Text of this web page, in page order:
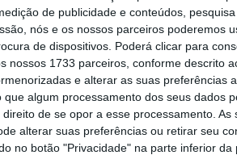
de publicidade e conteúdos,
nós e os nossos parceiros poderemos
de dispositivos. Poderá clicar para
nossos 1733 parceiros, conforme descrito
e alterar as suas preferências
que algum processamento dos seus dados
de se opor a esse processamento. As
alterar suas preferências ou retirar seu
no botão "Privacidade" na parte inferior da
a notícias
que
seus